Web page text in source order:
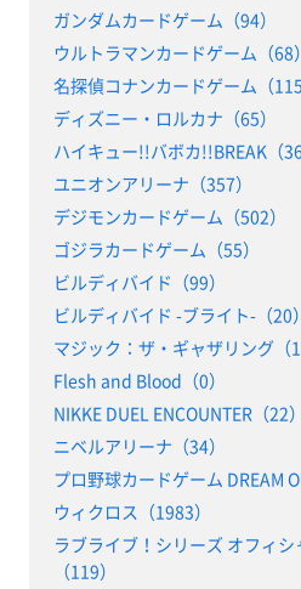
ガンダムカードゲーム（94）
ウルトラマンカードゲーム（68）
名探偵コナンカードゲーム（115
ディズニー・ロルカナ（65）
ハイキュー!!バボカ!!BREAK（36
ユニオンアリーナ（357）
デジモンカードゲーム（502）
ゴジラカードゲーム（55）
ビルディバイド（99）
ビルディバイド -ブライト-（20）
マジック：ザ・ギャザリング（
Flesh and Blood（0）
NIKKE DUEL ENCOUNTER（22）
ニベルアリーナ（34）
プロ野球カードゲーム DREAM
ウィクロス（1983）
ラブライブ！シリーズ オフィ
（119）